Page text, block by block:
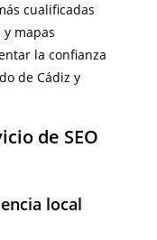
cualificadas
y mapas
la confianza
de Cádiz y
de SEO
local